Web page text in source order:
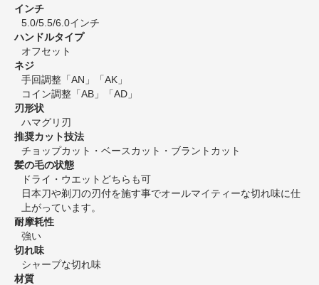
インチ
5.0/5.5/6.0インチ
ハンドルタイプ
オフセット
ネジ
手回調整「AN」「AK」
コイン調整「AB」「AD」
刃形状
ハマグリ刃
推奨カット技法
チョップカット・ベースカット・ブラントカット
髪の毛の状態
ドライ・ウエットどちらも可
日本刀や剃刀の刃付を施す事でオールマイティーな切れ味に仕
上がっています。
耐摩耗性
強い
切れ味
シャープな切れ味
材質